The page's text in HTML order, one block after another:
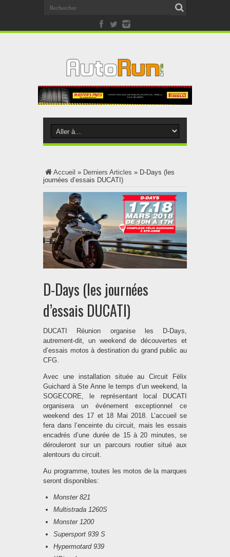
Accueil » Derniers Articles » D-Days (les
journées d’essais DUCATI)
D-Days (les journées
d’essais DUCATI)
DUCATI Réunion organise les D-Days,
autrement-dit, un weekend de découvertes et
d’essais motos à destination du grand public au
CFG.
Avec une installation située au Circuit Félix
Guichard à Ste Anne le temps d’un weekend, la
SOGECORE, le représentant local DUCATI
organisera un événement exceptionnel ce
weekend des 17 et 18 Mai 2018. L’accueil se
fera dans l’enceinte du circuit, mais les essais
encadrés d’une durée de 15 à 20 minutes, se
dérouleront sur un parcours routier situé aux
alentours du circuit.
Au programme, toutes les motos de la marques
seront disponibles:
Monster 821
Multistrada 1260S
Monster 1200
Supersport 939 S
Hypermotard 939